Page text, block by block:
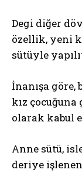
Degi diğer
özellik, yeni
sütüyle
İnanışa göre,
kız çocuğuna
olarak kabul
Anne sütü,
deriye